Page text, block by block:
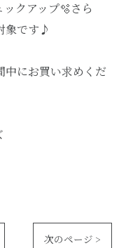
クアップ🫧さら
象です♪
中にお買い求めくだ
次のページ >